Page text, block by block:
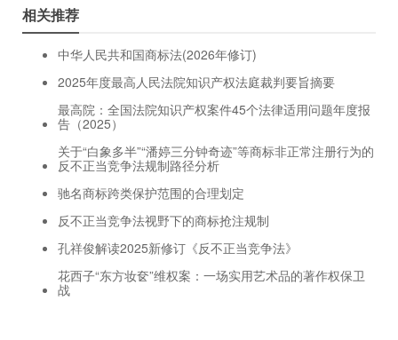
相关推荐
中华人民共和国商标法(2026年修订)
2025年度最高人民法院知识产权法庭裁判要旨摘要
最高院：全国法院知识产权案件45个法律适用问题年度报
告（2025）
关于“白象多半”“潘婷三分钟奇迹”等商标非正常注册行为的
反不正当竞争法规制路径分析
驰名商标跨类保护范围的合理划定
反不正当竞争法视野下的商标抢注规制
孔祥俊解读2025新修订《反不正当竞争法》
花西子“东方妆奁”维权案：一场实用艺术品的著作权保卫
战